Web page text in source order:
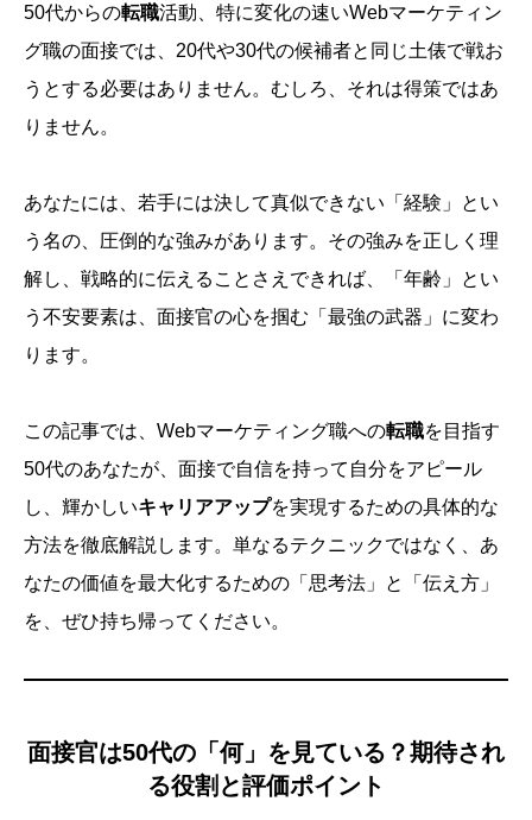
50代からの転職活動、特に変化の速いWebマーケティン
グ職の面接では、20代や30代の候補者と同じ土俵で戦お
うとする必要はありません。むしろ、それは得策ではあ
りません。
あなたには、若手には決して真似できない「経験」とい
う名の、圧倒的な強みがあります。その強みを正しく理
解し、戦略的に伝えることさえできれば、「年齢」とい
う不安要素は、面接官の心を掴む「最強の武器」に変わ
ります。
この記事では、Webマーケティング職への転職を目指す
50代のあなたが、面接で自信を持って自分をアピール
し、輝かしいキャリアアップを実現するための具体的な
方法を徹底解説します。単なるテクニックではなく、あ
なたの価値を最大化するための「思考法」と「伝え方」
を、ぜひ持ち帰ってください。
面接官は50代の「何」を見ている？期待され
る役割と評価ポイント